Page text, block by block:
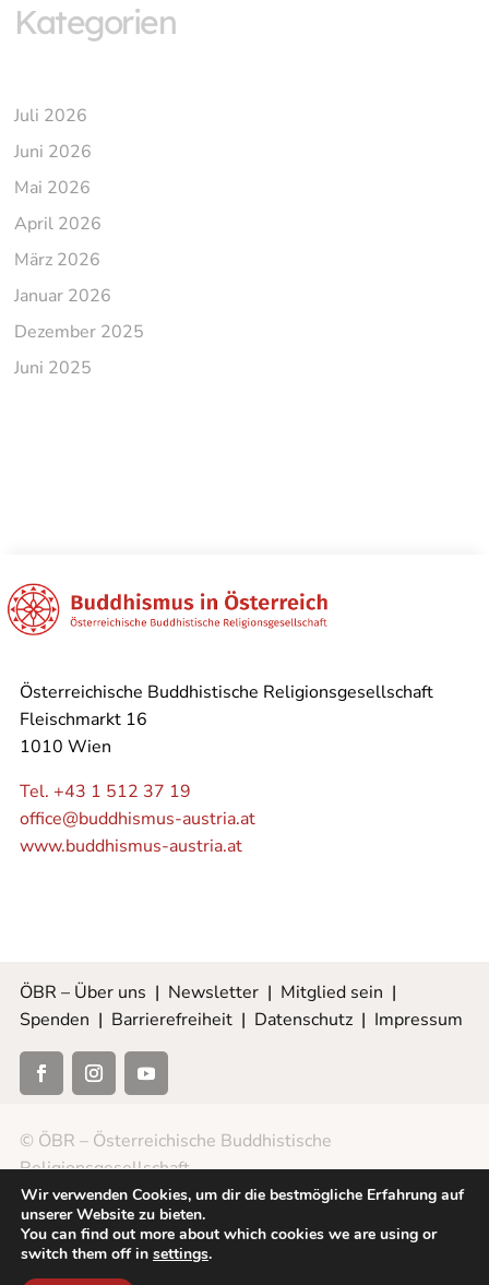
Kategorien
Juli 2026
Juni 2026
Mai 2026
April 2026
März 2026
Januar 2026
Dezember 2025
Juni 2025
Österreichische Buddhistische Religionsgesellschaft
Fleischmarkt 16
1010 Wien
Tel. +43 1 512 37 19
office@buddhismus-austria.at
www.buddhismus-austria.at
ÖBR – Über uns | Newsletter| Mitglied sein |
Spenden | Barrierefreiheit| Datenschutz| Impressum
© ÖBR – Österreichische Buddhistische
Religionsgesellschaft
Wir verwenden Cookies, um dir die bestmögliche Erfahrung auf
unserer Website zu bieten.
You can find out more about which cookies we are using or
switch them off in settings.